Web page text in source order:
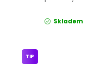
Skladem
TIP